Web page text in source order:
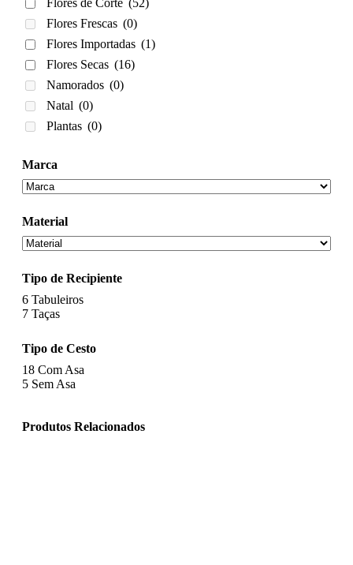
Flores de Corte (52)
Flores Frescas (0)
Flores Importadas (1)
Flores Secas (16)
Namorados (0)
Natal (0)
Plantas (0)
Marca
Material
Tipo de Recipiente
6 Tabuleiros
7 Taças
Tipo de Cesto
18 Com Asa
5 Sem Asa
Produtos Relacionados